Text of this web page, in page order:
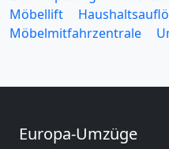
Möbellift
Möbelmitfahrzentrale
Europa-Umzüge